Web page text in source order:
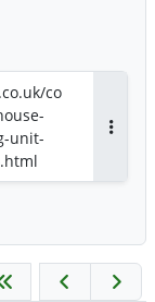
co
unit-